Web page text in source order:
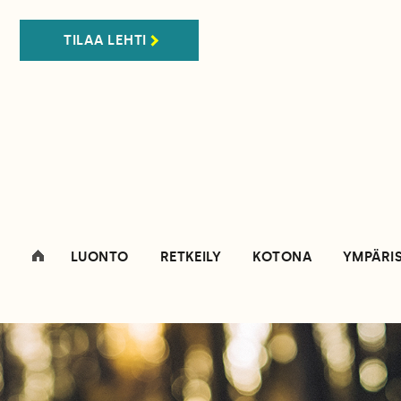
TILAA LEHTI
LUONTO RETKEILY KOTONA